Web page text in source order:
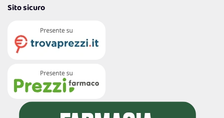
Sito sicuro
Recensioni